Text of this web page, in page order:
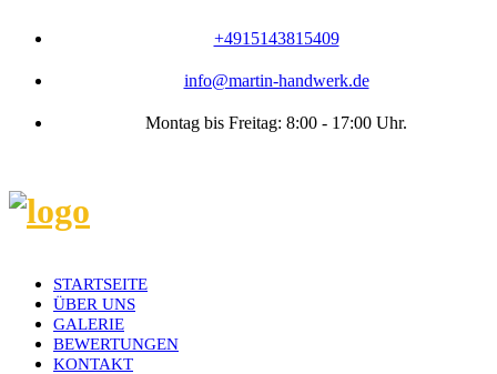
+4915143815409
info@martin-handwerk.de
Montag bis Freitag: 8:00 - 17:00 Uhr.
STARTSEITE
ÜBER UNS
GALERIE
BEWERTUNGEN
KONTAKT